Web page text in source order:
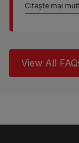
Citește mai
View All